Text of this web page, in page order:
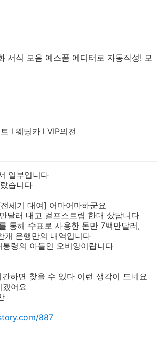
서식 모음 예스폼 에디터로 자동작성! 모
l 웨딩카 l VIP의전
일부입니다
습니다
세기 대여] 어마어마하군요
달러 내고 걸프스트림 한대 샀답니다
통해 수표로 사용한 돈만 7백만달러,
개 은행만의 내역입니다
령의 아들인 오비앙이랍니다
하면 찾을 수 있다 이런 생각이 드네요
어요
887